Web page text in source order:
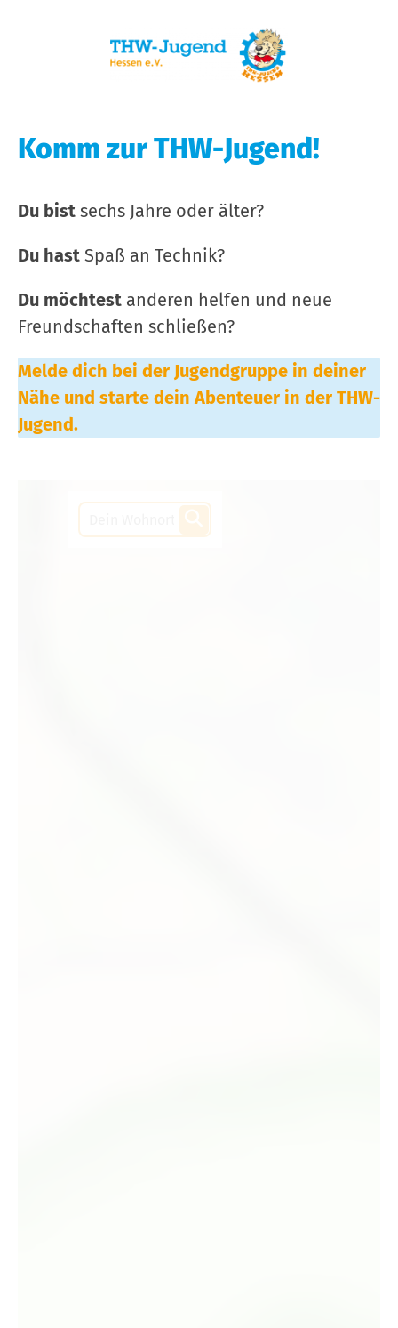
Komm zur THW-Jugend!
Du bist sechs Jahre oder älter?
Du hast Spaß an Technik?
Du möchtest anderen helfen und neue
Freundschaften schließen?
Melde dich bei der Jugendgruppe in deiner
Nähe und starte dein Abenteuer in der THW-
Jugend.